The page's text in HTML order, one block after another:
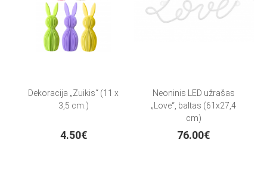
Dekoracija „Zuikis“ (11 x
3,5 cm.)
4.50€
Neoninis LED užrašas
„Love“, baltas (61x27,4
cm)
76.00€